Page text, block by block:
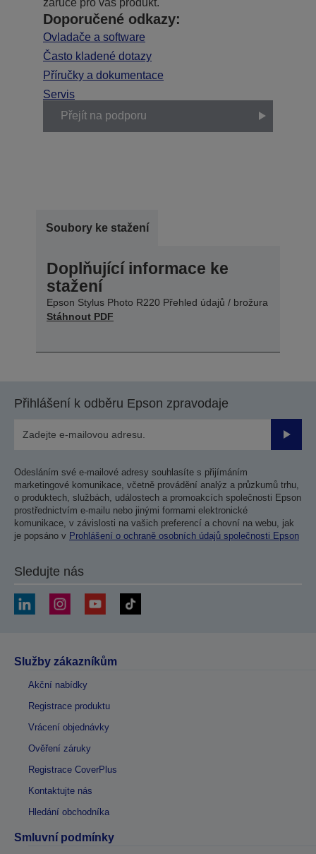
záruce pro váš produkt.
Doporučené odkazy:
Ovladače a software
Často kladené dotazy
Příručky a dokumentace
Servis
Přejít na podporu
Soubory ke stažení
Doplňující informace ke
stažení
Epson Stylus Photo R220 Přehled údajů / brožura
Stáhnout PDF
Přihlášení k odběru Epson zpravodaje
Odesláním své e-mailové adresy souhlasíte s přijímáním
marketingové komunikace, včetně provádění analýz a průzkumů trhu,
o produktech, službách, událostech a promoakcích společnosti Epson
prostřednictvím e-mailu nebo jinými formami elektronické
komunikace, v závislosti na vašich preferencí a chovní na webu, jak
je popsáno v Prohlášení o ochraně osobních údajů společnosti Epson
Sledujte nás
Služby zákazníkům
Akční nabídky
Registrace produktu
Vrácení objednávky
Ověření záruky
Registrace CoverPlus
Kontaktujte nás
Hledání obchodníka
Smluvní podmínky